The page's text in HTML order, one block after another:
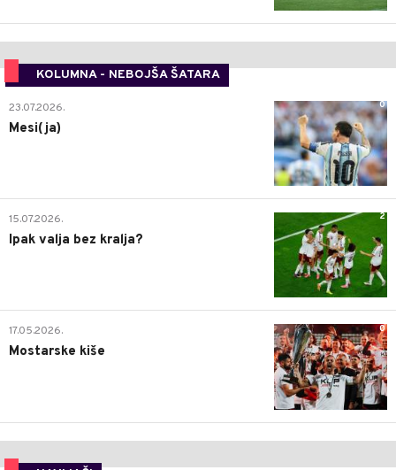
KOLUMNA - NEBOJŠA ŠATARA
0
23.07.2026.
Mesi(ja)
2
15.07.2026.
Ipak valja bez kralja?
0
17.05.2026.
Mostarske kiše